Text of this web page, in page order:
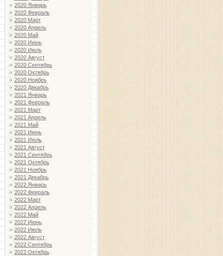
2020 Январь
2020 Февраль
2020 Март
2020 Апрель
2020 Май
2020 Июнь
2020 Июль
2020 Август
2020 Сентябрь
2020 Октябрь
2020 Ноябрь
2020 Декабрь
2021 Январь
2021 Февраль
2021 Март
2021 Апрель
2021 Май
2021 Июнь
2021 Июль
2021 Август
2021 Сентябрь
2021 Октябрь
2021 Ноябрь
2021 Декабрь
2022 Январь
2022 Февраль
2022 Март
2022 Апрель
2022 Май
2022 Июнь
2022 Июль
2022 Август
2022 Сентябрь
2022 Октябрь